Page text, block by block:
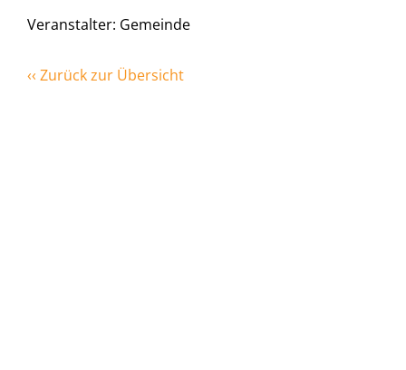
Veranstalter: Gemeinde
‹‹ Zurück zur Übersicht